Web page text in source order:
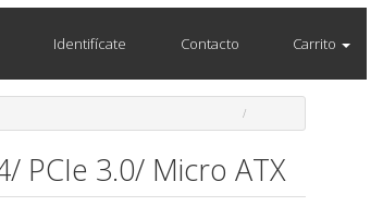
Identifícate Contacto Carrito
PCIe 3.0/ Micro ATX